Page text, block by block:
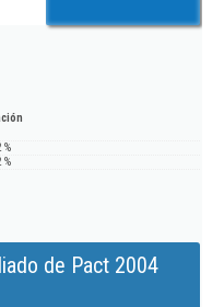
%
%
de Pact 2004